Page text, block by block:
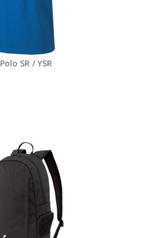
Polo SR / YSR